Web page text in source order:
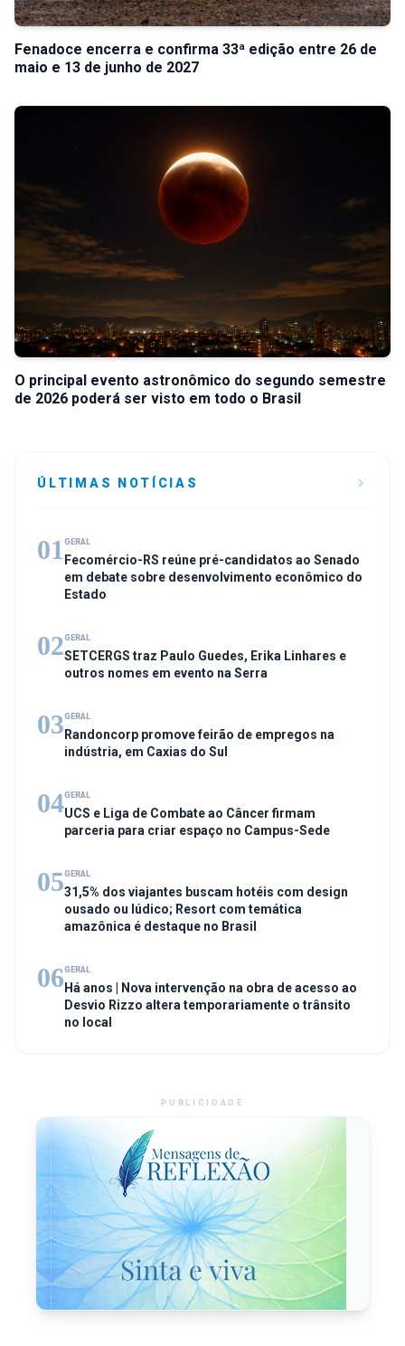
Fenadoce encerra e confirma 33ª edição entre 26 de
maio e 13 de junho de 2027
O principal evento astronômico do segundo semestre
de 2026 poderá ser visto em todo o Brasil
ÚLTIMAS NOTÍCIAS
01 GERAL
Fecomércio-RS reúne pré-candidatos ao Senado
em debate sobre desenvolvimento econômico do
Estado
02GERAL
SETCERGS traz Paulo Guedes, Erika Linhares e
outros nomes em evento na Serra
03GERAL
Randoncorp promove feirão de empregos na
indústria, em Caxias do Sul
04GERAL
UCS e Liga de Combate ao Câncer firmam
parceria para criar espaço no Campus-Sede
05GERAL
31,5% dos viajantes buscam hotéis com design
ousado ou lúdico; Resort com temática
amazônica é destaque no Brasil
06GERAL
Há anos | Nova intervenção na obra de acesso ao
Desvio Rizzo altera temporariamente o trânsito
no local
PUBLICIDADE